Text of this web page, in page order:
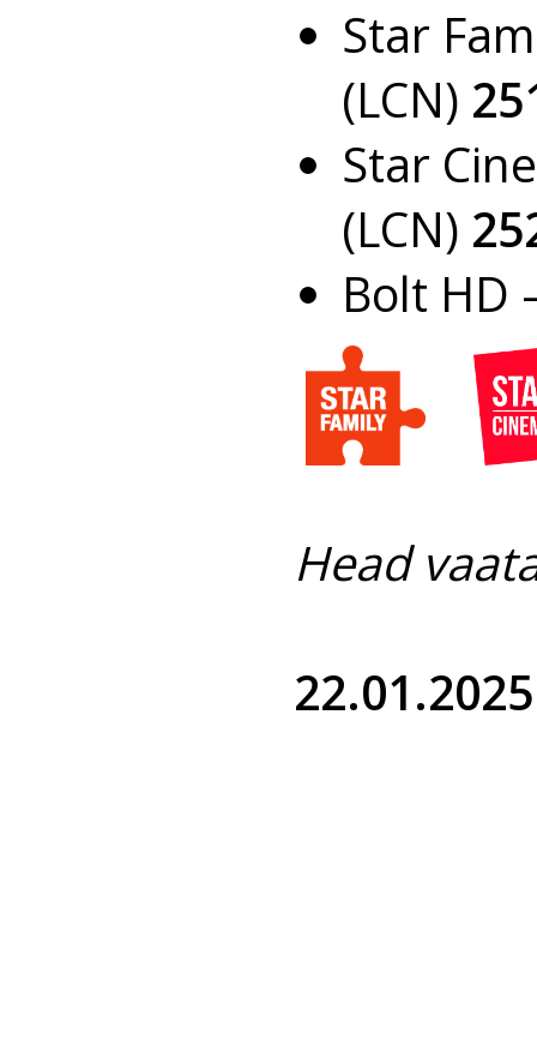
Star
(LCN)
Star
(LCN)
Bolt HD
Head
22.01.2025